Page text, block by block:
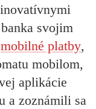
svojim
mobilné platby,
mobilom,
aplikácie
a zoznámili sa